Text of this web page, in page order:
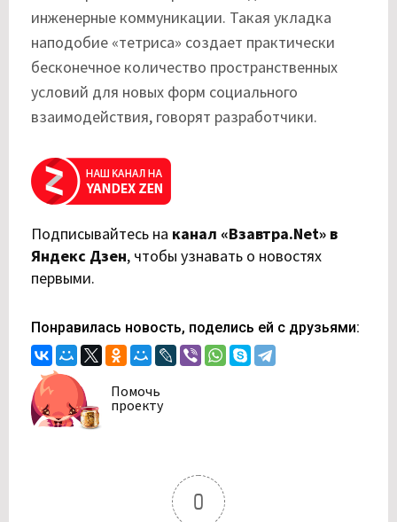
инженерные коммуникации. Такая укладка
наподобие «тетриса» создает практически
бесконечное количество пространственных
условий для новых форм социального
взаимодействия, говорят разработчики.
Подписывайтесь на канал «Взавтра.Net» в
Яндекс Дзен, чтобы узнавать о новостях
первыми.
Понравилась новость, поделись ей с друзьями:
Помочь
проекту
0